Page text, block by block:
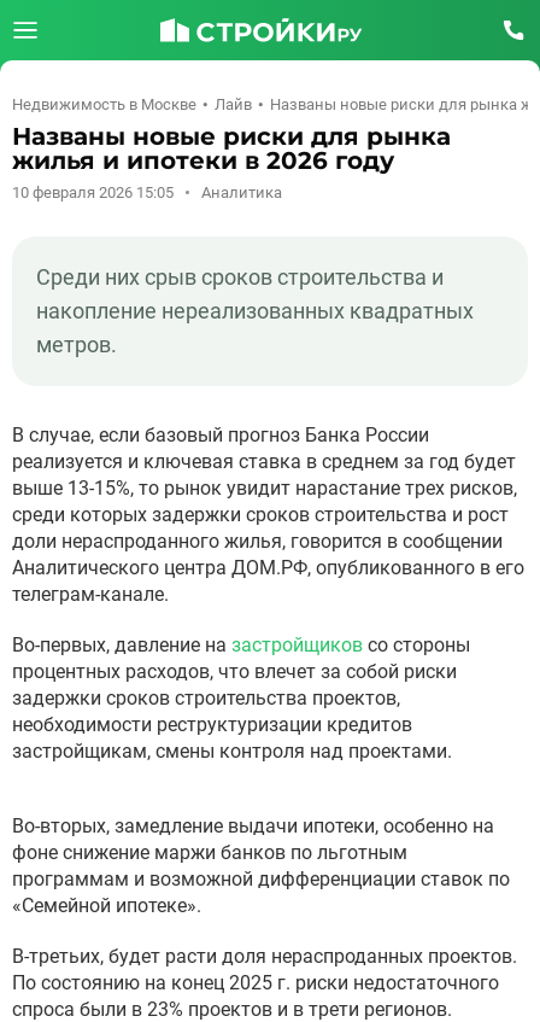
Недвижимость в Москве Лайв Названы новые риски для рынка
Названы новые риски для рынка
жилья и ипотеки в 2026 году
10 февраля 2026 15:05 Аналитика
Среди них срыв сроков строительства и
накопление нереализованных квадратных
метров.
В случае, если базовый прогноз Банка России
реализуется и ключевая ставка в среднем за год будет
выше 13-15%, то рынок увидит нарастание трех рисков,
среди которых задержки сроков строительства и рост
доли нераспроданного жилья, говорится в сообщении
Аналитического центра ДОМ.РФ, опубликованного в его
телеграм-канале.
Во-первых, давление на застройщиков со стороны
процентных расходов, что влечет за собой риски
задержки сроков строительства проектов,
необходимости реструктуризации кредитов
застройщикам, смены контроля над проектами.
Во-вторых, замедление выдачи ипотеки, особенно на
фоне снижение маржи банков по льготным
программам и возможной дифференциации ставок по
«Семейной ипотеке».
В-третьих, будет расти доля нераспроданных проектов.
По состоянию на конец 2025 г. риски недостаточного
спроса были в 23% проектов и в трети регионов.